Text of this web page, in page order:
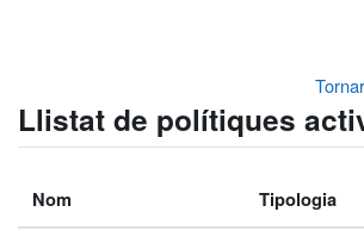
Llistat de polítiques
Nom Tipologia